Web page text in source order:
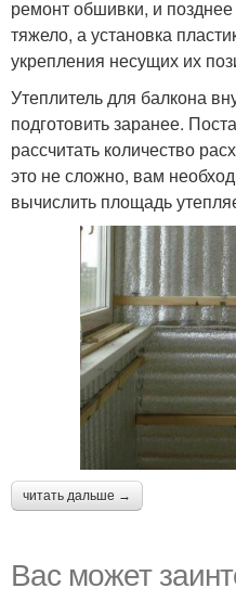
ремонт обшивки, и
тяжело, а установка
укрепления несущих их
Утеплитель для балкона
подготовить заранее.
рассчитать количество
это не сложно, вам
вычислить площадь
читать дальше →
Вас может